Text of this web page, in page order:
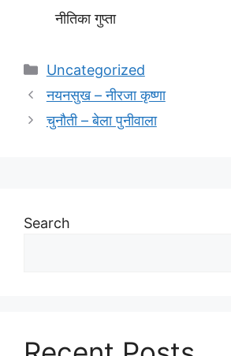
नीतिका गुप्ता
Categories
Uncategorized
नयनसुख – नीरजा कृष्णा
चुनौती – बेला पुनीवाला
Search